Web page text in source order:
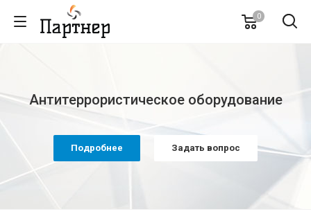
0
Антитеррористическое оборудование
Подробнее Задать вопрос